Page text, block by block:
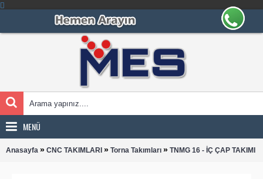
MENÜ
Anasayfa » CNC TAKIMLARI » Torna Takımları » TNMG 16 - İÇ ÇAP TAKIMI